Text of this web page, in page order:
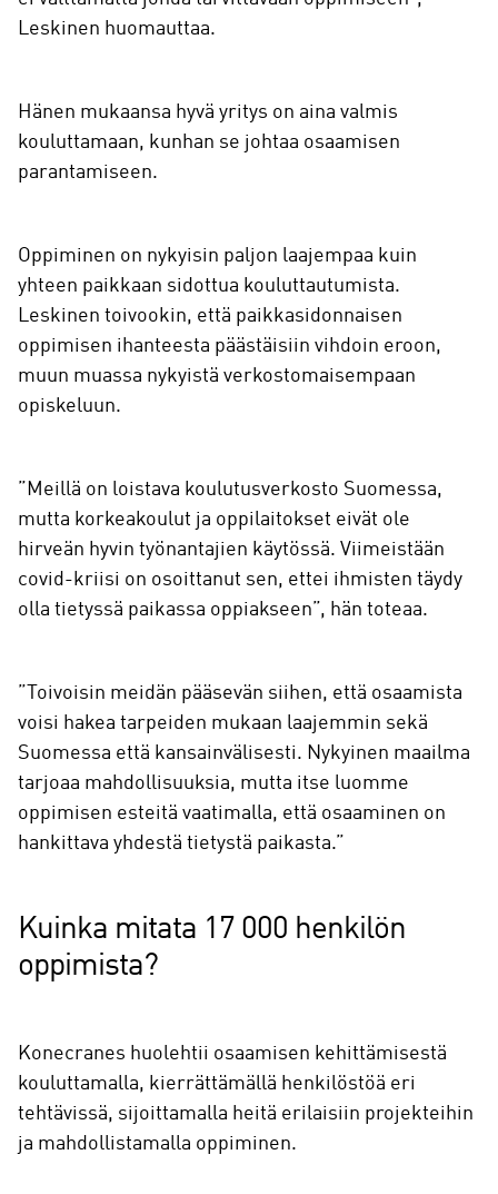
Leskinen huomauttaa.
Hänen mukaansa hyvä yritys on aina valmis
kouluttamaan, kunhan se johtaa osaamisen
parantamiseen.
Oppiminen on nykyisin paljon laajempaa kuin
yhteen paikkaan sidottua kouluttautumista.
Leskinen toivookin, että paikkasidonnaisen
oppimisen ihanteesta päästäisiin vihdoin eroon,
muun muassa nykyistä verkostomaisempaan
opiskeluun.
”Meillä on loistava koulutusverkosto Suomessa,
mutta korkeakoulut ja oppilaitokset eivät ole
hirveän hyvin työnantajien käytössä. Viimeistään
covid-kriisi on osoittanut sen, ettei ihmisten täydy
olla tietyssä paikassa oppiakseen”, hän toteaa.
”Toivoisin meidän pääsevän siihen, että osaamista
voisi hakea tarpeiden mukaan laajemmin sekä
Suomessa että kansainvälisesti. Nykyinen maailma
tarjoaa mahdollisuuksia, mutta itse luomme
oppimisen esteitä vaatimalla, että osaaminen on
hankittava yhdestä tietystä paikasta.”
Kuinka mitata 17 000 henkilön
oppimista?
Konecranes huolehtii osaamisen kehittämisestä
kouluttamalla, kierrättämällä henkilöstöä eri
tehtävissä, sijoittamalla heitä erilaisiin projekteihin
ja mahdollistamalla oppiminen.